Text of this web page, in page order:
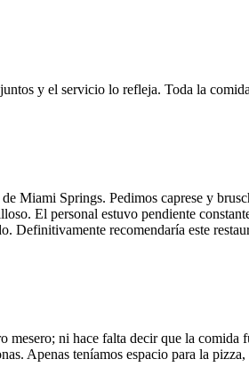
y el servicio lo refleja. Toda la
Miami Springs. Pedimos caprese y
El personal estuvo pendiente
Definitivamente recomendaría este
ni hace falta decir que la comida
Apenas teníamos espacio para la